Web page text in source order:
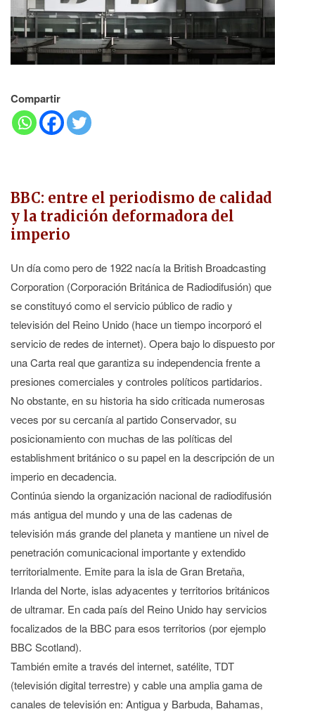
Compartir
BBC: entre el periodismo de calidad
y la tradición deformadora del
imperio
Un día como pero de 1922 nacía la British Broadcasting
Corporation (Corporación Británica de Radiodifusión) que
se constituyó como el servicio público de radio y
televisión del Reino Unido (hace un tiempo incorporó el
servicio de redes de internet). Opera bajo lo dispuesto por
una Carta real que garantiza su independencia frente a
presiones comerciales y controles políticos partidarios.
No obstante, en su historia ha sido criticada numerosas
veces por su cercanía al partido Conservador, su
posicionamiento con muchas de las políticas del
establishment británico o su papel en la descripción de un
imperio en decadencia.
Continúa siendo la organización nacional de radiodifusión
más antigua del mundo y una de las cadenas de
televisión más grande del planeta y mantiene un nivel de
penetración comunicacional importante y extendido
territorialmente. Emite para la isla de Gran Bretaña,
Irlanda del Norte, islas adyacentes y territorios británicos
de ultramar. En cada país del Reino Unido hay servicios
focalizados de la BBC para esos territorios (por ejemplo
BBC Scotland).
También emite a través del internet, satélite, TDT
(televisión digital terrestre) y cable una amplia gama de
canales de televisión en: Antigua y Barbuda, Bahamas,